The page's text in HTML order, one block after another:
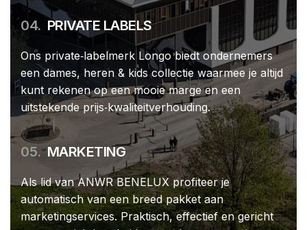
04. PRIVATE LABELS
Ons private‑labelmerk Longo biedt ondernemers
een dames, heren & kids collectie waarmee je altijd
kunt rekenen op een mooie marge en een
uitstekende prijs‑kwaliteitverhouding.
05. MARKETING
Als lid van ANWR BENELUX profiteer je
automatisch van een breed pakket aan
marketingservices. Praktisch, effectief en gericht